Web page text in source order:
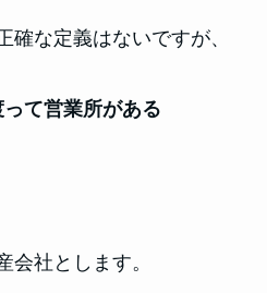
確な定義はないですが、
て営業所がある
会社とします。